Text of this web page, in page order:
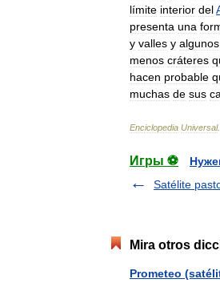
límite interior del
presenta una
y valles y algunos
menos cráteres
hacen probable
muchas de sus
Enciclopedia Universal.
Игры ⚽
Satélite
Mira otros
Prometeo